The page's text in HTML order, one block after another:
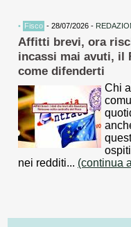
• Fisco - 28/07/2026 -
Affitti brevi, ora
incassi mai avuti, il
come difenderti
Chi
nei redditi... (continua